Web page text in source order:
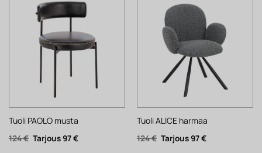
Tuoli PAOLO musta
124€ Alkuperäinen
hinta
97€Nykyinen
Tuoli ALICE harmaa
124€ Alkuperäinen
hinta
97€Nykyinen